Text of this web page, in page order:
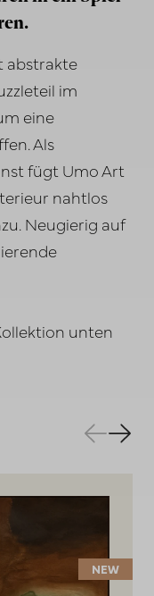
abstrakte
im
eine
Als
fügt Umo Art
nahtlos
Neugierig auf
unten
NEW